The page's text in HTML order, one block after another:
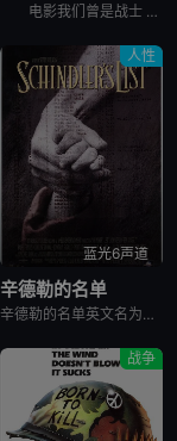
电影我们曾是战士 We Were Soldiers根据越南战争中的真实战斗改编。1965年11月，越南战争升级至美军直接参与战争阶段。驻越美军人数不断上升。摩尔中校（梅尔吉布森 Mel Gibso
人性
蓝光6声道
辛德勒的名单
辛德勒的名单英文名为Schindler's List，是1993年美国历史战争电影。德国投机商人辛德是个国社党即纳粹党党员。他好女色，会享受，是地方上有名的纳粹中坚分子。他善于利用与关系攫取最大的利润。在被占领的波兰，犾太人是最便宜的劳工。因此，辛德勒的工厂只使用犾太人。
战争